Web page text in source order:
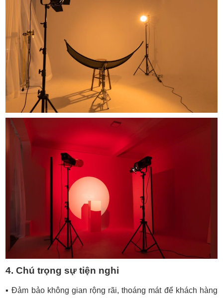
4. Chú trọng sự tiện nghi
▪️Đảm bảo không gian rộng rãi, thoáng mát để khách hàng